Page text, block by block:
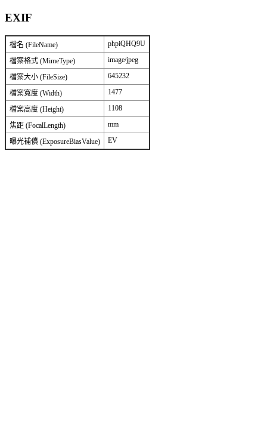
EXIF
檔名 (FileName) phpiQHQ9U
檔案格式 (MimeType) image/jpeg
檔案大小 (FileSize) 645232
檔案寬度 (Width) 1477
檔案高度 (Height) 1108
焦距 (FocalLength) mm
曝光補償 (ExposureBiasValue) EV